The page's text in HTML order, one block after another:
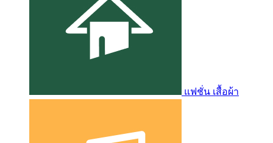
แฟชั่น เสื้อผ้า